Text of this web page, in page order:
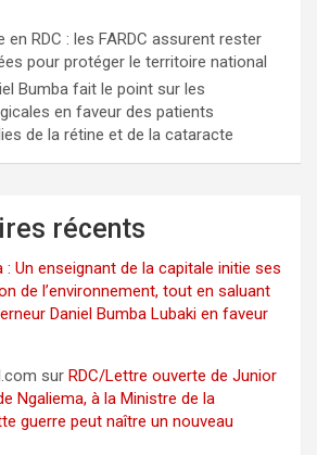
RDC : les FARDC assurent rester
pour protéger le territoire national
Bumba fait le point sur les
en faveur des patients
de la rétine et de la cataracte
récents
: Un enseignant de la capitale initie ses
de l’environnement, tout en saluant
Daniel Bumba Lubaki en faveur
sur RDC/Lettre ouverte de Junior
Ngaliema, à la Ministre de la
guerre peut naître un nouveau